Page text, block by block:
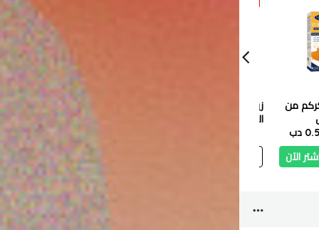
من
دب
الآن
زيت أفغان لزيادة كثافة
الشعر واطالته ومنع
ماي كير علاج الإصلاح
الفوري بزيت الأرغان 500
0.765 دب
اشتر الآن